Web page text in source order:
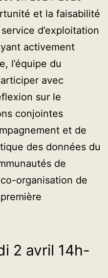
et la faisabilité
d’exploitation
activement
l’équipe du
avec
sur le
conjointes
et de
des données du
de
organisation de
2 avril 14h-